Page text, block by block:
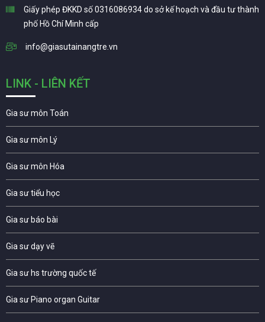
Giấy phép ĐKKD số 0316086934 do sở kế hoạch và đầu tư thành
phố Hồ Chí Minh cấp
info@giasutainangtre.vn
LINK - LIÊN KẾT
Gia sư môn Toán
Gia sư môn Lý
Gia sư môn Hóa
Gia sư tiểu học
Gia sư báo bài
Gia sư dạy vẽ
Gia sư hs trường quốc tế
Gia sư Piano organ Guitar